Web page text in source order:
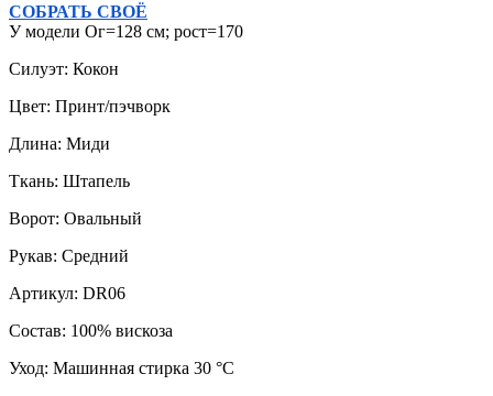
СОБРАТЬ СВОЁ
У модели Ог=128 см; рост=170
Силуэт: Кокон
Цвет: Принт/пэчворк
Длина: Миди
Ткань: Штапель
Ворот: Овальный
Рукав: Средний
Артикул: DR06
Состав: 100% вискоза
Уход: Машинная стирка 30 °C